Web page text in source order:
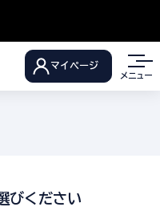
マイページ
メニュー
びください